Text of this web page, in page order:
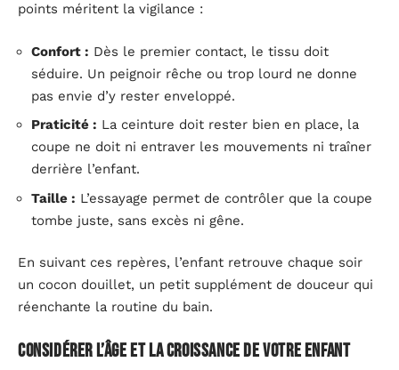
points méritent la vigilance :
Confort : Dès le premier contact, le tissu doit
séduire. Un peignoir rêche ou trop lourd ne donne
pas envie d’y rester enveloppé.
Praticité : La ceinture doit rester bien en place, la
coupe ne doit ni entraver les mouvements ni traîner
derrière l’enfant.
Taille : L’essayage permet de contrôler que la coupe
tombe juste, sans excès ni gêne.
En suivant ces repères, l’enfant retrouve chaque soir
un cocon douillet, un petit supplément de douceur qui
réenchante la routine du bain.
Considérer l’âge et la croissance de votre enfant